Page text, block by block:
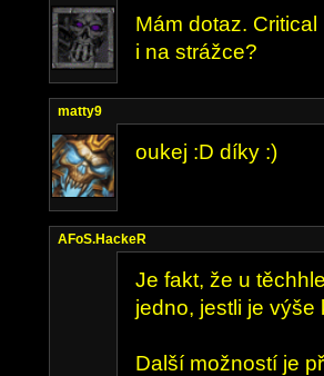
Mám dotaz.
i na strážce?
matty9
oukej :D díky :)
AFoS.HackeR
Je fakt, že u
jedno, jestli je
Další možností je